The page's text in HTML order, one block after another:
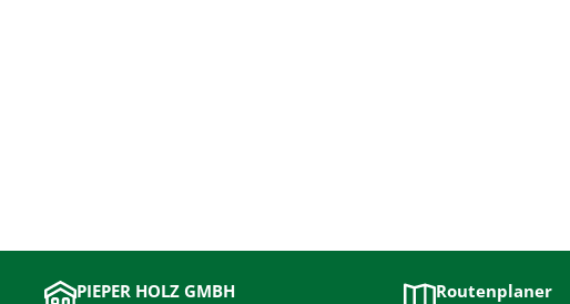
PIEPER HOLZ GMBH
Routenplaner